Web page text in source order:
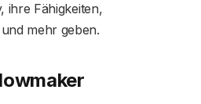
ihre Fähigkeiten,
mehr geben.